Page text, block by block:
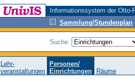
Informationssystem der
Sammlung/Stundenplan
Suche:
Lehr-
veranstaltungen
Personen/
Einrichtungen
Räume